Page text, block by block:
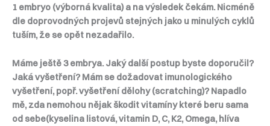
1 embryo (výborná kvalita) a na výsledek čekám. Nicméně
dle doprovodných projevů stejných jako u minulých cyklů
tuším, že se opět nezadařilo.
Máme ještě 3 embrya. Jaký další postup byste doporučil?
Jaká vyšetření? Mám se dožadovat imunologického
vyšetření, popř. vyšetření dělohy (scratching)? Napadlo
mě, zda nemohou nějak škodit vitamíny které beru sama
od sebe(kyselina listová, vitamin D, C, K2, Omega, hlíva